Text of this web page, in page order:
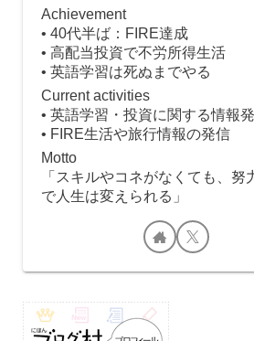
Achievement
• 40代半ば：FIRE達成
• 高配当投資で不労所得生活
• 英語学習は死ぬまでやる
Current activities
• 英語学習・投資に関する情報
• FIRE生活や旅行情報の発信
Motto
「スキルやコネがなくても、努
で人生は変えられる」